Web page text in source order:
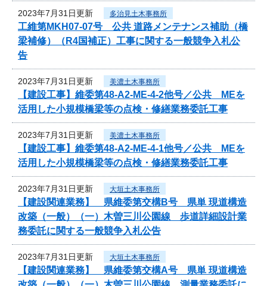
2023年7月31日更新 多治見土木事務所
工維第MKH07-07号 公共 道路メンテナンス補助（橋
梁補修）（R4国補正）工事に関する一般競争入札公
告
2023年7月31日更新 美濃土木事務所
【建設工事】維委第48-A2-ME-4-2他号／公共 MEを
活用した小規模橋梁等の点検・修繕業務委託工事
2023年7月31日更新 美濃土木事務所
【建設工事】維委第48-A2-ME-4-1他号／公共 MEを
活用した小規模橋梁等の点検・修繕業務委託工事
2023年7月31日更新 大垣土木事務所
【建設関連業務】 県維委第交構B号 県単 現道構造
改築（一般）（一）木曽三川公園線 歩道詳細設計業
務委託に関する一般競争入札公告
2023年7月31日更新 大垣土木事務所
【建設関連業務】 県維委第交構A号 県単 現道構造